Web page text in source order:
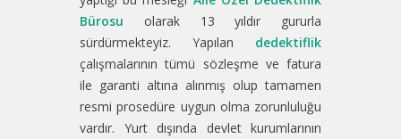
Bürosu olarak 13 yıldır gururla
sürdürmekteyiz. Yapılan dedektiflik
çalışmalarının tümü sözleşme ve fatura
ile garanti altına alınmış olup tamamen
resmi prosedüre uygun olma zorunluluğu
vardır. Yurt dışında devlet kurumlarının